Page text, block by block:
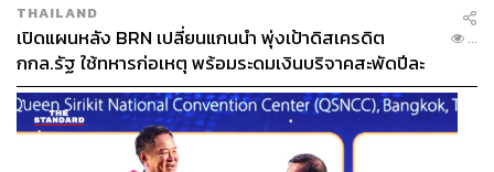
THAILAND
เปิดแผนหลัง BRN เปลี่ยนแกนนำ พุ่งเป้าดิสเครดิต
กกล.รัฐ ใช้ทหารก่อเหตุ พร้อมระดมเงินบริจาคสะพัดปีละ
2,000 ล้านบาท
...